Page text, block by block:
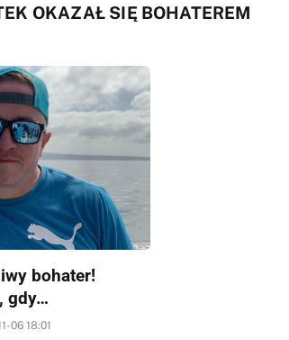
OKAZAŁ SIĘ BOHATEREM
bohater!
gdy…
06 18:01